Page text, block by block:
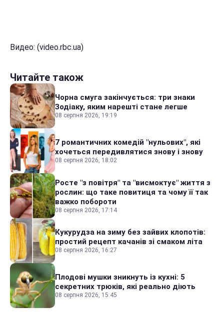
Видео: (video.rbc.ua)
Читайте також
Чорна смуга закінчується: три знаки
Зодіаку, яким нарешті стане легше
08 серпня 2026, 19:19
7 романтичних комедій "нульових", які
хочеться передивлятися знову і знову
08 серпня 2026, 18:02
Росте "з повітря" та "висмоктує" життя з
рослин: що таке повитиця та чому її так
важко побороти
08 серпня 2026, 17:14
Кукурудза на зиму без зайвих клопотів:
простий рецепт качанів зі смаком літа
08 серпня 2026, 16:27
Плодові мушки зникнуть із кухні: 5
секретних трюків, які реально діють
08 серпня 2026, 15:45